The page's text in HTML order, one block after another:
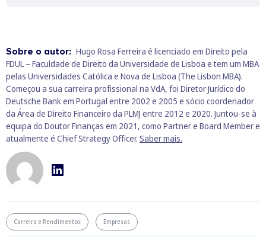
Sobre o autor: Hugo Rosa Ferreira é licenciado em Direito pela
FDUL – Faculdade de Direito da Universidade de Lisboa e tem um MBA
pelas Universidades Católica e Nova de Lisboa (The Lisbon MBA).
Começou a sua carreira profissional na VdA, foi Diretor Jurídico do
Deutsche Bank em Portugal entre 2002 e 2005 e sócio coordenador
da Área de Direito Financeiro da PLMJ entre 2012 e 2020. Juntou-se à
equipa do Doutor Finanças em 2021, como Partner e Board Member e
atualmente é Chief Strategy Officer. Saber mais.
Carreira e Rendimentos Empresas